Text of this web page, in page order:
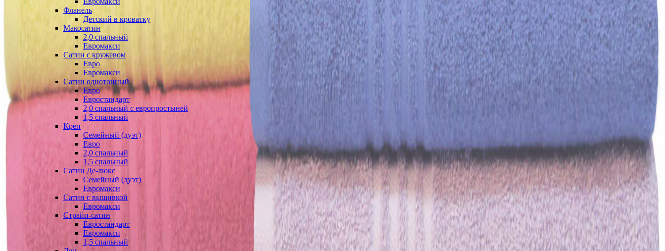
Фланель
Детский в кроватку
Макосатин
2,0 спальный
Евромакси
Сатин с кружевом
Евро
Евромакси
Сатин однотонный
Евро
Евростандарт
2,0 спальный с европростыней
1,5 спальный
Креп
Семейный (дуэт)
Евро
2,0 спальный
1,5 спальный
Сатин Де-люкс
Семейный (дуэт)
Евромакси
Сатин с вышивкой
Евромакси
Страйп-сатин
Евростандарт
Евромакси
1,5 спальный